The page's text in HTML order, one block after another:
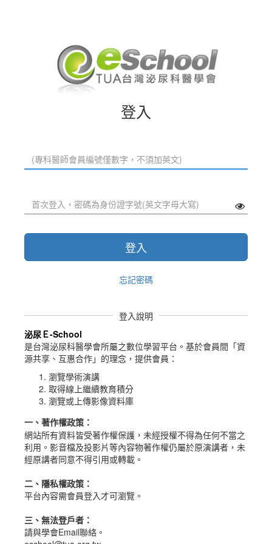
登入
登入
忘記密碼
登入說明
泌尿Ｅ-School
是台灣泌尿科醫學會所屬之數位學習平台。 基於會員間「資
源共享、互惠合作」的理念，提供會員：
瀏覽學術演講
取得線上繼續教育積分
瀏覽或上傳影像資料庫
一、 著作權政策 ：
網站所有資料皆受著作權保護，未經授權不得為任何不當之
利用。影音檔及投影片等內容物著作權仍屬於原演講者，未
經原講者同意不得引用或轉載。
二、隱私權政策：
平台內容需會員登入才可瀏覽。
三、無法登戶者：
請與學會Email聯絡。